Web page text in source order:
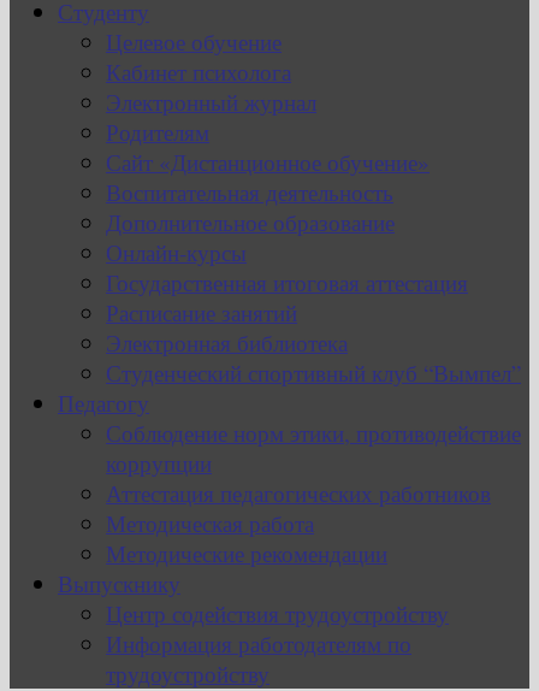
Студенту
Целевое обучение
Кабинет психолога
Электронный журнал
Родителям
Сайт «Дистанционное обучение»
Воспитательная деятельность
Дополнительное образование
Онлайн-курсы
Государственная итоговая аттестация
Расписание занятий
Электронная библиотека
Студенческий спортивный клуб “Вымпел”
Педагогу
Соблюдение норм этики, противодействие
коррупции
Аттестация педагогических работников
Методическая работа
Методические рекомендации
Выпускнику
Центр содействия трудоустройству
Информация работодателям по
трудоустройству